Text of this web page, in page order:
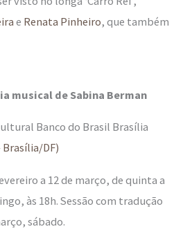
e Renata Pinheiro, que também
musical de Sabina Berman
Banco do Brasil Brasília
Brasília/DF)
a 12 de março, de quinta a
às 18h. Sessão com tradução
sábado.